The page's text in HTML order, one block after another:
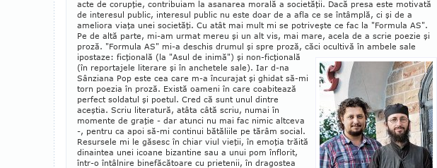
acte de corupţie, contribuiam la asanarea morală a socie­tăţii. Dacă presa este motivată
de interesul public, in­teresul public nu este doar de a afla ce se întâmplă, ci şi de a
ameliora viaţa unei societăţi. Cu atât mai mult mi se potriveşte ce fac la "Formula AS".
Pe de altă parte, mi-am urmat mereu şi un alt vis, mai mare, acela de a scrie poezie şi
proză. "Formula AS" mi-a deschis drumul şi spre proză, căci ocultivă în ambele sale
ipostaze: ficţională (la "Asul de inimă") şi non-fic­ţională
(în reportajele literare şi în anchetele sale). Iar d-na
Sânziana Pop este cea care m-a încurajat şi ghidat să-mi
torn poezia în proză. Există oameni în care coabitează
perfect soldatul şi poetul. Cred că sunt unul dintre
aceştia. Scriu literatură, atâta câtă scriu, numai în
momente de graţie - dar atunci nu mai fac nimic altceva
-, pentru ca apoi să-mi continui bătăliile pe tărâm social.
Resursele mi le găsesc în chiar viul vieţii, în emoţia trăită
dinaintea unei icoane bizantine sau a unui pom înflorit,
într-o întâlnire binefăcătoare cu prie­tenii, în dragostea